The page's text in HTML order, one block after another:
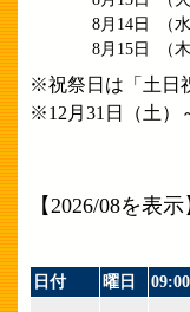
8月14日
（
8月15日
（
※祝祭日は「土日
※12月31日（土）
【2026/08を表示
日付 曜日 09:00